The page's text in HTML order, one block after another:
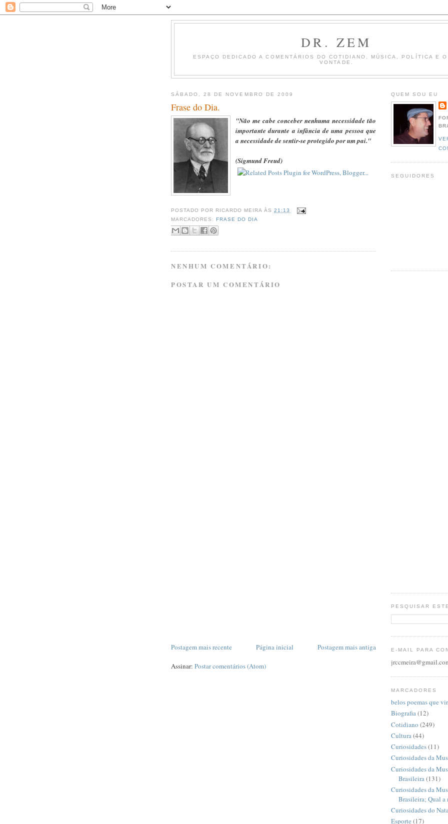
DR. ZEM
ESPAÇO DEDICADO A COMENTÁRIOS DO COTIDIANO, MÚSICA, POLÍTICA E O
VONTADE.
SÁBADO, 28 DE NOVEMBRO DE 2009
Frase do Dia.
"Não me cabe conceber nenhuma necessidade tão
importante durante a infância de uma pessoa que
a necessidade de sentir-se protegido por um pai."
(Sigmund Freud)
POSTADO POR RICARDO MEIRA ÀS21:13
MARCADORES:FRASE DO DIA
NENHUM COMENTÁRIO:
POSTAR UM COMENTÁRIO
Postagem mais recente Postagem mais antiga
Página inicial
Assinar: Postar comentários (Atom)
QUEM SOU EU
SEGUIDORES
PESQUISAR
E-MAIL PARA
MARCADORES
belos poemas que
Biografia(12)
Cotidiano (249)
Cultura(44)
Curiosidades(11)
Curiosidades da
Curiosidades da
Brasileira(131)
Curiosidades da
Brasileira; Qual a
Curiosidades do
Esporte (17)